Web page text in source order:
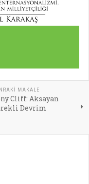
MAKALE
Cliff: Aksayan
Devrim